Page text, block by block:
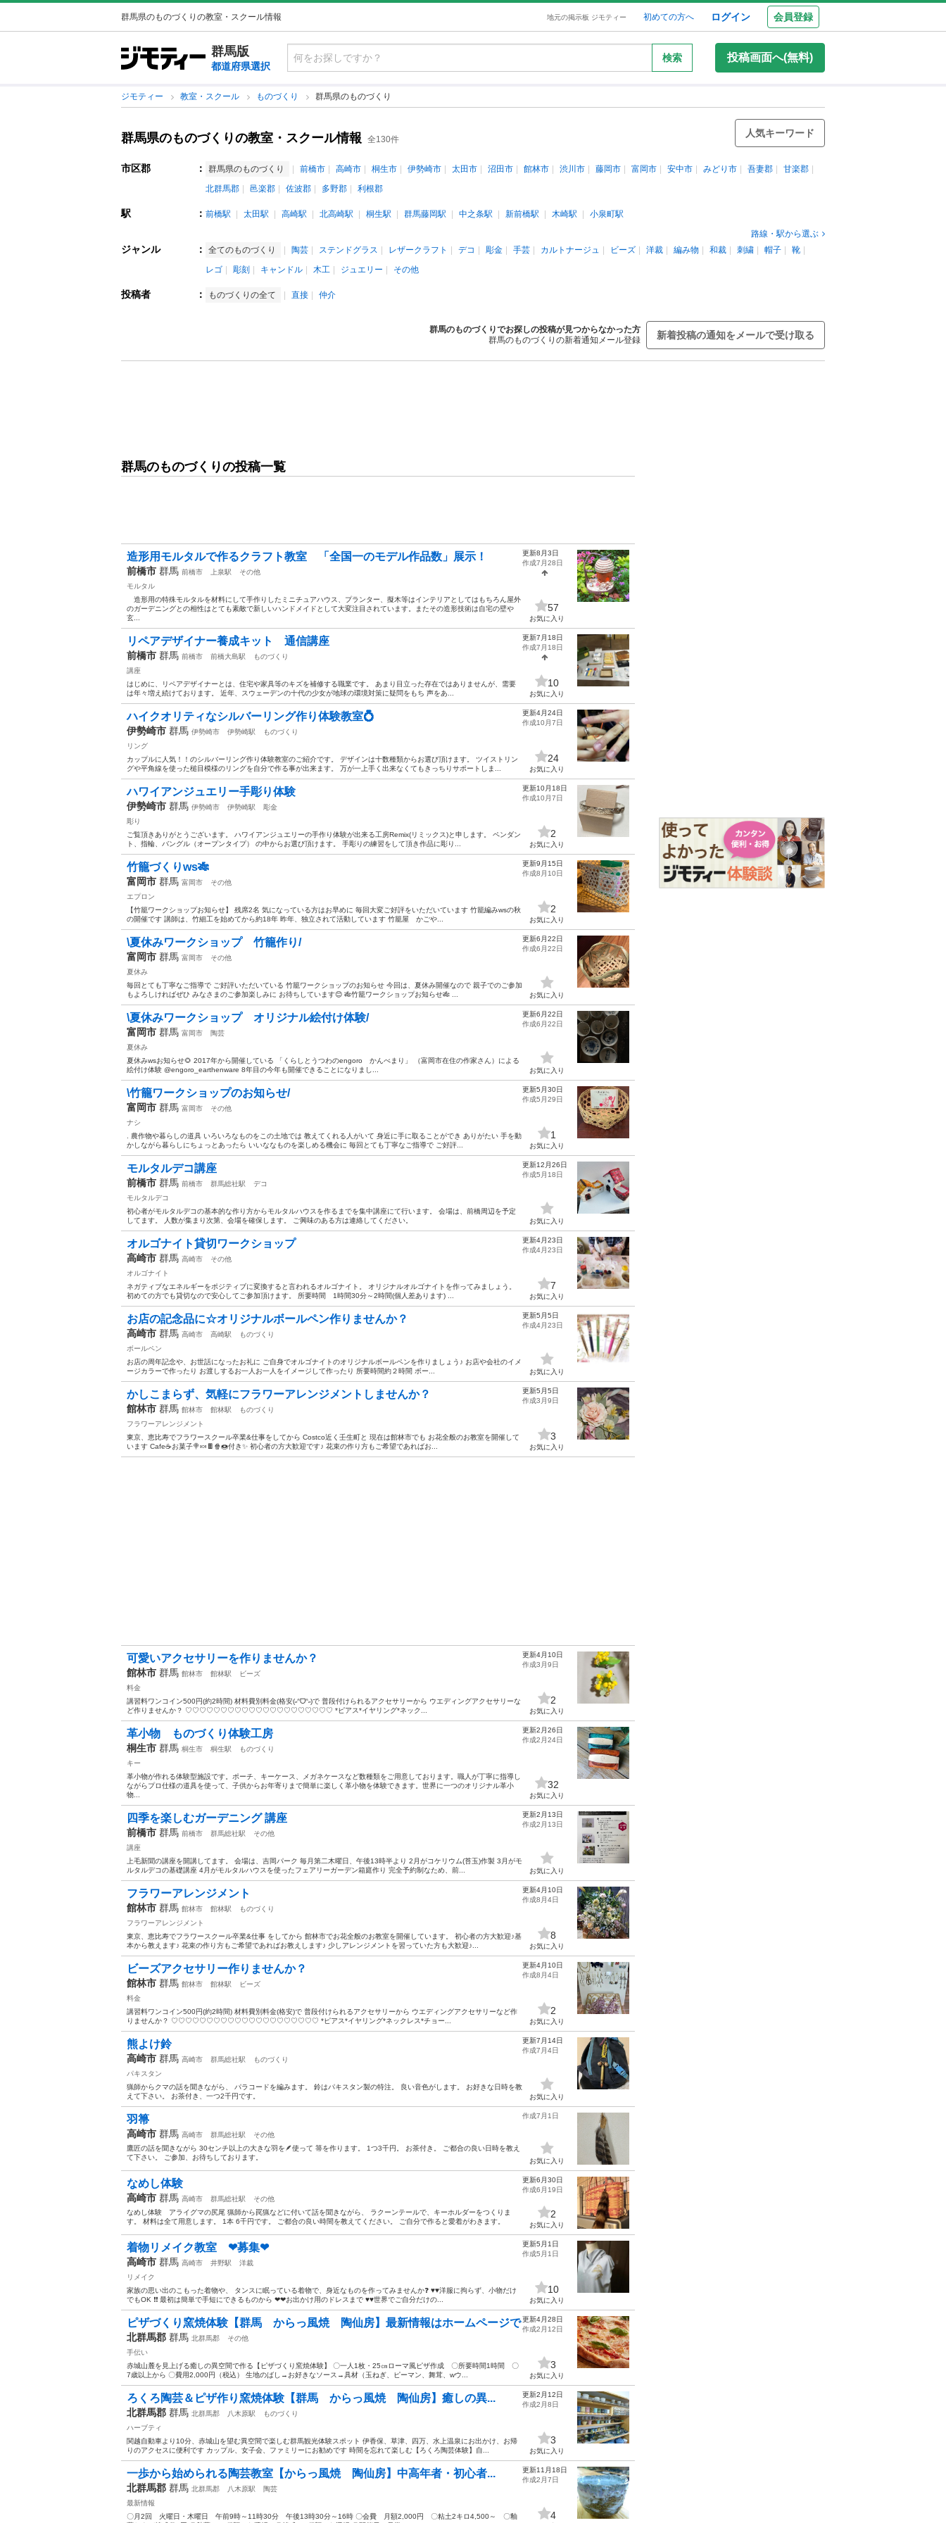
群馬県のものづくりの教室・スクール情報 地元の掲示板 ジモティー 初めての方へ ログイン 会員登録
群馬版
都道府県選択
検索 投稿画面へ(無料)
ジモティー 教室・スクール ものづくり 群馬県のものづくり
群馬県のものづくりの教室・スクール情報 全130件
人気キーワード
市区郡 ： 群馬県のものづくり 前橋市 高崎市 桐生市 伊勢崎市 太田市 沼田市 館林市 渋川市 藤岡市 富岡市 安中市 みどり市 吾妻郡
甘楽郡
北群馬郡
邑楽郡 佐波郡 多野郡 利根郡
駅 ： 前橋駅 太田駅 高崎駅 北高崎駅 桐生駅 群馬藤岡駅 中之条駅 新前橋駅 木崎駅
小泉町駅
路線・駅から選ぶ
ジャンル ： 全てのものづくり 陶芸 ステンドグラス レザークラフト デコ 彫金 手芸 カルトナージュ ビーズ 洋裁 編み物 和裁 刺繍 帽子
靴
レゴ
彫刻 キャンドル 木工 ジュエリー その他
投稿者 ： ものづくりの全て 直接 仲介
群馬のものづくりでお探しの投稿が見つからなかった方
群馬のものづくりの新着通知メール登録
新着投稿の通知をメールで受け取る
群馬のものづくりの投稿一覧
造形用モルタルで作るクラフト教室 「全国一のモデル作品数」展示！
前橋市 群馬 前橋市 上泉駅
その他
モルタル
造形用の特殊モルタルを材料にして手作りしたミニチュアハウス、プランター、擬木等はインテリアとしてはもちろん屋外
のガーデニングとの相性はとても素敵で新しいハンドメイドとして大変注目されています。またその造形技術は自宅の壁や
玄...
更新8月3日
作成7月28日
57
お気に入り
リペアデザイナー養成キット 通信講座
前橋市 群馬 前橋市 前橋大島駅
ものづくり
講座
はじめに、リペアデザイナーとは、住宅や家具等のキズを補修する職業です。 あまり目立った存在ではありませんが、需要
は年々増え続けております。 近年、スウェーデンの十代の少女が地球の環境対策に疑問をもち 声をあ...
更新7月18日
作成7月18日
10
お気に入り
ハイクオリティなシルバーリング作り体験教室💍
伊勢崎市 群馬 伊勢崎市 伊勢崎駅
ものづくり
リング
カップルに人気！！のシルバーリング作り体験教室のご紹介です。 デザインは十数種類からお選び頂けます。 ツイストリン
グや平角線を使った槌目模様のリングを自分で作る事が出来ます。 万が一上手く出来なくてもきっちりサポートしま...
更新4月24日
作成10月7日
24
お気に入り
ハワイアンジュエリー手彫り体験
伊勢崎市 群馬 伊勢崎市 伊勢崎駅
彫金
彫り
ご覧頂きありがとうございます。 ハワイアンジュエリーの手作り体験が出来る工房Remix(リミックス)と申します。 ペンダン
ト、指輪、バングル（オープンタイプ） の中からお選び頂けます。 手彫りの練習をして頂き作品に彫り...
更新10月18日
作成10月7日
2
お気に入り
竹籠づくりws🎋
富岡市 群馬 富岡市
その他
エプロン
【竹籠ワークショップお知らせ】 残席2名 気になっている方はお早めに 毎回大変ご好評をいただいています 竹籠編みwsの秋
の開催です 講師は、竹細工を始めてから約18年 昨年、独立されて活動しています 竹籠屋 かごや...
更新9月15日
作成8月10日
2
お気に入り
\夏休みワークショップ 竹籠作り/
富岡市 群馬 富岡市
その他
夏休み
毎回とても丁寧なご指導で ご好評いただいている 竹籠ワークショップのお知らせ 今回は、夏休み開催なので 親子でのご参加
もよろしければぜひ みなさまのご参加楽しみに お待ちしています😊 🎋竹籠ワークショップお知らせ🎋 ...
更新6月22日
作成6月22日
お気に入り
\夏休みワークショップ オリジナル絵付け体験/
富岡市 群馬 富岡市
陶芸
夏休み
夏休みwsお知らせ🌻 2017年から開催している 「くらしとうつわのengoro かんべまり」 （富岡市在住の作家さん）による
絵付け体験 @engoro_earthenware 8年目の今年も開催できることになりまし...
更新6月22日
作成6月22日
お気に入り
\竹籠ワークショップのお知らせ/
富岡市 群馬 富岡市
その他
ナシ
. 農作物や暮らしの道具 いろいろなものをこの土地では 教えてくれる人がいて 身近に手に取ることができ ありがたい 手を動
かしながら暮らしにちょっとあったら いいななものを楽しめる機会に 毎回とても丁寧なご指導で ご好評...
更新5月30日
作成5月29日
1
お気に入り
モルタルデコ講座
前橋市 群馬 前橋市 群馬総社駅
デコ
モルタルデコ
初心者がモルタルデコの基本的な作り方からモルタルハウスを作るまでを集中講座にて行います。 会場は、前橋周辺を予定
してます。 人数が集まり次第、会場を確保します。 ご興味のある方は連絡してください。
更新12月26日
作成5月18日
お気に入り
オルゴナイト貸切ワークショップ
高崎市 群馬 高崎市
その他
オルゴナイト
ネガティブなエネルギーをポジティブに変換すると言われるオルゴナイト。 オリジナルオルゴナイトを作ってみましょう。
初めての方でも貸切なので安心してご参加頂けます。 所要時間 1時間30分～2時間(個人差あります) ...
更新4月23日
作成4月23日
7
お気に入り
お店の記念品に☆オリジナルボールペン作りませんか？
高崎市 群馬 高崎市 高崎駅
ものづくり
ボールペン
お店の周年記念や、お世話になったお礼に ご自身でオルゴナイトのオリジナルボールペンを作りましょう♪ お店や会社のイメ
ージカラーで作ったり お渡しするお一人お一人をイメージして作ったり 所要時間約２時間 ボー...
更新5月5日
作成4月23日
お気に入り
かしこまらず、気軽にフラワーアレンジメントしませんか？
館林市 群馬 館林市 館林駅
ものづくり
フラワーアレンジメント
東京、恵比寿でフラワースクール卒業&仕事をしてから Costco近く壬生町と 現在は館林市でも お花全般のお教室を開催して
います Cafe☕お菓子🍭🍬🍫🍿🍩付き✨ 初心者の方大歓迎です♪ 花束の作り方もご希望であればお...
更新5月5日
作成3月9日
3
お気に入り
可愛いアクセサリーを作りませんか？
館林市 群馬 館林市 館林駅
ビーズ
料金
講習料ワンコイン500円(約2時間) 材料費別料金(格安(˶ᐢᗜᐢ˶)で 普段付けられるアクセサリーから ウエディングアクセサリーな
ど作りませんか？ ♡♡♡♡♡♡♡♡♡♡♡♡♡♡♡♡♡♡♡♡♡ *ピアス*イヤリング*ネック...
更新4月10日
作成3月9日
2
お気に入り
革小物 ものづくり体験工房
桐生市 群馬 桐生市 桐生駅
ものづくり
キー
革小物が作れる体験型施設です。ポーチ、キーケース、メガネケースなど数種類をご用意しております。職人が丁寧に指導し
ながらプロ仕様の道具を使って、子供からお年寄りまで簡単に楽しく革小物を体験できます。世界に一つのオリジナル革小
物...
更新2月26日
作成2月24日
32
お気に入り
四季を楽しむガーデニング 講座
前橋市 群馬 前橋市 群馬総社駅
その他
講座
上毛新聞の講座を開講してます。 会場は、吉岡パーク 毎月第二木曜日、午後13時半より 2月がコケリウム(苔玉)作製 3月がモ
ルタルデコの基礎講座 4月がモルタルハウスを使ったフェアリーガーデン箱庭作り 完全予約制なため、前...
更新2月13日
作成2月13日
お気に入り
フラワーアレンジメント
館林市 群馬 館林市 館林駅
ものづくり
フラワーアレンジメント
東京、恵比寿でフラワースクール卒業&仕事 をしてから 館林市でお花全般のお教室を開催しています。 初心者の方大歓迎♪基
本から教えます♪ 花束の作り方もご希望であればお教えします♪ 少しアレンジメントを習っていた方も大歓迎♪...
更新4月10日
作成8月4日
8
お気に入り
ビーズアクセサリー作りませんか？
館林市 群馬 館林市 館林駅
ビーズ
料金
講習料ワンコイン500円(約2時間) 材料費別料金(格安)で 普段付けられるアクセサリーから ウエディングアクセサリーなど作
りませんか？ ♡♡♡♡♡♡♡♡♡♡♡♡♡♡♡♡♡♡♡♡♡ *ピアス*イヤリング*ネックレス*チョー...
更新4月10日
作成8月4日
2
お気に入り
熊よけ鈴
高崎市 群馬 高崎市 群馬総社駅
ものづくり
パキスタン
猟師からクマの話を聞きながら、 パラコードを編みます。 鈴はパキスタン製の特注。 良い音色がします。 お好きな日時を教
えて下さい。 お茶付き、一つ2千円です。
更新7月14日
作成7月4日
お気に入り
羽箒
高崎市 群馬 高崎市 群馬総社駅
その他
鷹匠の話を聞きながら 30センチ以上の大きな羽を🪶使って 箒を作ります。 1つ3千円。 お茶付き。 ご都合の良い日時を教え
て下さい。 ご参加、お待ちしております。
作成7月1日
お気に入り
なめし体験
高崎市 群馬 高崎市 群馬総社駅
その他
なめし体験 アライグマの尻尾 猟師から罠猟などに付いて話を聞きながら、 ラクーンテールで、キーホルダーをつくりま
す。 材料は全て用意します。 1本 6千円です。 ご都合の良い時間を教えてください。 ご自分で作ると愛着がわきます。
更新6月30日
作成6月19日
2
お気に入り
着物リメイク教室 ❤募集❤
高崎市 群馬 高崎市 井野駅
洋裁
リメイク
家族の思い出のこもった着物や、 タンスに眠っている着物で、身近なものを作ってみませんか❓ ♥♥洋服に拘らず、小物だけ
でもOK ❗❗ 最初は簡単で手短にできるものから ❤❤お出かけ用のドレスまで ♥♥世界でご自分だけの...
更新5月1日
作成5月1日
10
お気に入り
ピザづくり窯焼体験【群馬 からっ風焼 陶仙房】最新情報はホームページで
北群馬郡 群馬 北群馬郡
その他
手伝い
赤城山麓を見上げる癒しの異空間で作る【ピザづくり窯焼体験】 〇一人1枚・25㎝ローマ風ピザ作成 〇所要時間1時間 〇
7歳以上から 〇費用2,000円（税込） 生地のばし→お好きなソース→具材（玉ねぎ、ピーマン、舞茸、wウ...
更新4月28日
作成2月12日
3
お気に入り
ろくろ陶芸＆ピザ作り窯焼体験【群馬 からっ風焼 陶仙房】癒しの異...
北群馬郡 群馬 北群馬郡 八木原駅
ものづくり
ハーブティ
関越自動車より10分、赤城山を望む異空間で楽しむ群馬観光体験スポット 伊香保、草津、四万、水上温泉にお出かけ、お帰
りのアクセスに便利です カップル、女子会、ファミリーにお勧めです 時間を忘れて楽しむ【ろくろ陶芸体験】自...
更新2月12日
作成2月8日
3
お気に入り
一歩から始められる陶芸教室【からっ風焼 陶仙房】中高年者・初心者...
北群馬郡 群馬 北群馬郡 八木原駅
陶芸
最新情報
〇月2回 火曜日・木曜日 午前9時～11時30分 午後13時30分～16時 〇会費 月額2,000円 〇粘土2キロ4,500～ 〇釉
更新11月18日
作成2月7日
4